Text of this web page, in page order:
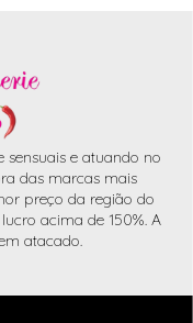
e atuando no
das marcas mais
preço da região do
acima de 150%. A
atacado.